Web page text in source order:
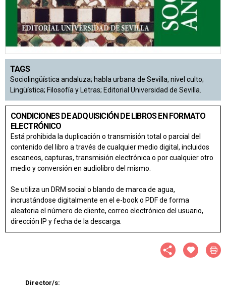
TAGS
Sociolingüística andaluza; habla urbana de Sevilla, nivel culto;
Lingüística; Filosofía y Letras; Editorial Universidad de Sevilla.
CONDICIONES DE ADQUISICIÓN DE LIBROS EN FORMATO
ELECTRÓNICO
Está prohibida la duplicación o transmisión total o parcial del
contenido del libro a través de cualquier medio digital, incluidos
escaneos, capturas, transmisión electrónica o por cualquier otro
medio y conversión en audiolibro del mismo.
Se utiliza un DRM social o blando de marca de agua,
incrustándose digitalmente en el e-book o PDF de forma
aleatoria el número de cliente, correo electrónico del usuario,
dirección IP y fecha de la descarga.
Director/s: